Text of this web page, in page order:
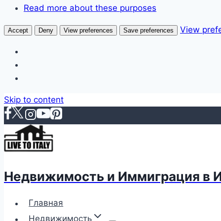
Read more about these purposes
Accept Deny View preferences Save preferences View
Skip to content
Недвижимость и Иммиграция в
Главная
Недвижимость